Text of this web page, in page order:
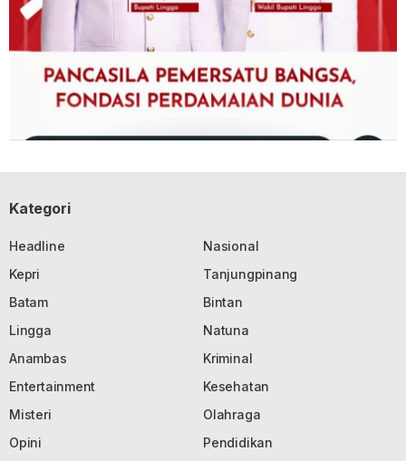
Kategori
Headline
Nasional
Kepri
Tanjungpinang
Batam
Bintan
Lingga
Natuna
Anambas
Kriminal
Entertainment
Kesehatan
Misteri
Olahraga
Opini
Pendidikan